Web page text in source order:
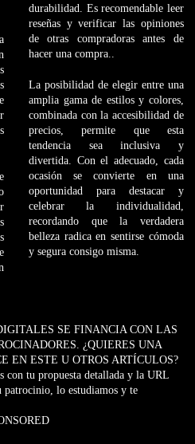
durabilidad. Es recomendable leer
reseñas y verificar las opiniones
de otras compradoras antes de
hacer una compra..
La posibilidad de elegir entre una
amplia gama de estilos y colores,
combinada con la accesibilidad de
precios, permite que esta
tendencia sea inclusiva y
divertida. Con el adecuado, cada
ocasión se convierte en una
oportunidad para destacar y
celebrar la individualidad,
recordando que la verdadera
belleza radica en sentirse cómoda
y segura consigo misma.
SE FINANCIA CON LAS
¿QUIERES UNA
EN ESTE U OTROS ARTÍCULOS?
con tu propuesta detallada y la URL
patrocinio, lo estudiamos y te